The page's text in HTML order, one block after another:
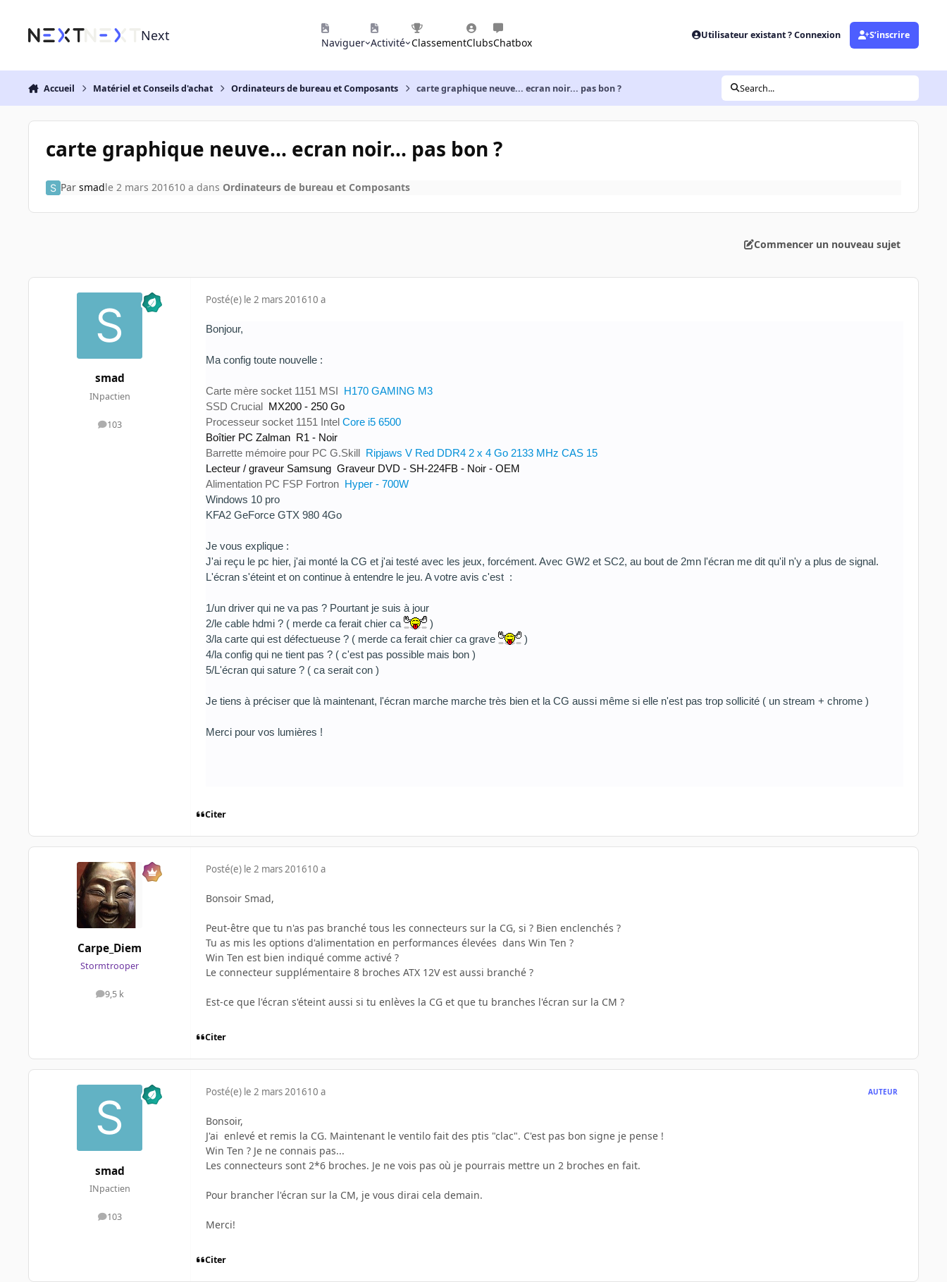
Next Naviguer Activité ClassementClubsChatbox
Utilisateur existant ? Connexion S’inscrire
Accueil Matériel et Conseils d'achat Ordinateurs de bureau et Composants carte graphique neuve... ecran noir... pas bon ? Search...
carte graphique neuve... ecran noir... pas bon ?
Par smadle 2 mars 201610 a dans Ordinateurs de bureau et Composants
Commencer un nouveau sujet
smad
INpactien
103
messages
Posté(e) le 2 mars 201610 a
Bonjour,
Ma config toute nouvelle :
Carte mère socket 1151 MSI H170 GAMING M3
SSD Crucial MX200 - 250 Go
Processeur socket 1151 Intel Core i5 6500
Boîtier PC Zalman R1 - Noir
Barrette mémoire pour PC G.Skill Ripjaws V Red DDR4 2 x 4 Go 2133 MHz CAS 15
Lecteur / graveur Samsung Graveur DVD - SH-224FB - Noir - OEM
Alimentation PC FSP Fortron Hyper - 700W
Windows 10 pro
KFA2 GeForce GTX 980 4Go
Je vous explique :
J'ai reçu le pc hier, j'ai monté la CG et j'ai testé avec les jeux, forcément. Avec GW2 et SC2, au bout de 2mn l'écran me dit qu'il n'y a plus de signal.
L'écran s'éteint et on continue à entendre le jeu. A votre avis c'est :
1/un driver qui ne va pas ? Pourtant je suis à jour
2/le cable hdmi ? ( merde ca ferait chier ca
)
3/la carte qui est défectueuse ? ( merde ca ferait chier ca grave
)
4/la config qui ne tient pas ? ( c'est pas possible mais bon )
5/L'écran qui sature ? ( ca serait con )
Je tiens à préciser que là maintenant, l'écran marche marche très bien et la CG aussi même si elle n'est pas trop sollicité ( un stream + chrome )
Merci pour vos lumières !
Citer
Carpe_Diem
Stormtrooper
9,5 k
messages
Posté(e) le 2 mars 201610 a
Bonsoir Smad,
Peut-être que tu n'as pas branché tous les connecteurs sur la CG, si ? Bien enclenchés ?
Tu as mis les options d'alimentation en performances élevées dans Win Ten ?
Win Ten est bien indiqué comme activé ?
Le connecteur supplémentaire 8 broches ATX 12V est aussi branché ?
Est-ce que l'écran s'éteint aussi si tu enlèves la CG et que tu branches l'écran sur la CM ?
Citer
smad
INpactien
103
messages
Posté(e) le 2 mars 201610 a AUTEUR
Bonsoir,
J'ai enlevé et remis la CG. Maintenant le ventilo fait des ptis "clac". C'est pas bon signe je pense !
Win Ten ? Je ne connais pas...
Les connecteurs sont 2*6 broches. Je ne vois pas où je pourrais mettre un 2 broches en fait.
Pour brancher l'écran sur la CM, je vous dirai cela demain.
Merci!
Citer